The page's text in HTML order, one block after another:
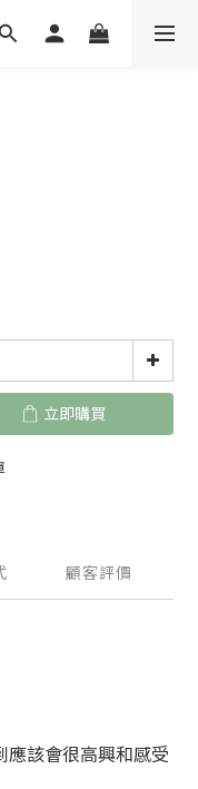
立即購買
顧客評價
應該會很高興和感受